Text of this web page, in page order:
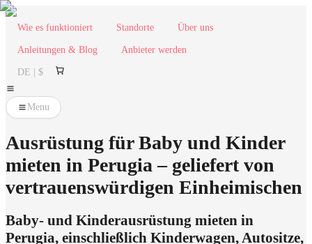
Wie es funktioniert Standorte Über uns
Anleitungen & Blog Anbieter werden
DE | $
Menu
Ausrüstung für Baby und Kinder
mieten in Perugia – geliefert von
vertrauenswürdigen Einheimischen
Baby- und Kinderausrüstung mieten in
Perugia, einschließlich Kinderwagen, Autositze,